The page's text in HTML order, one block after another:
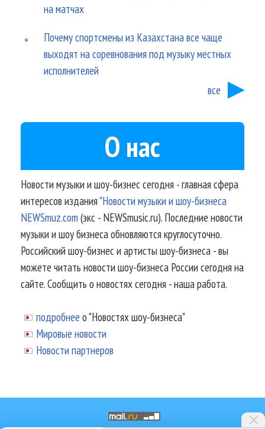
на матчах
Почему спортсмены из Казахстана все чаще
выходят на соревнования под музыку местных
исполнителей
все
О нас
Новости музыки и шоу-бизнес сегодня - главная сфера
интересов издания"Новости музыки и шоу-бизнеса
NEWSmuz.com(экс - NEWSmusic.ru). Последние новости
музыки и шоу бизнеса обновляются круглосуточно.
Российский шоу-бизнес и артисты шоу-бизнеса - вы
можете читать новости шоу-бизнеса России сегодня на
сайте. Сообщить о новостях сегодня - наша работа.
подробнее о "Новостях шоу-бизнеса"
Мировые новости
Новости партнеров